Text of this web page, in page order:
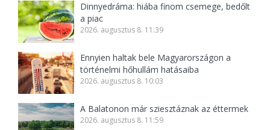
Dinnyedráma: hiába finom csemege, bedőlt
a piac
2026. augusztus 8. 11:39
Ennyien haltak bele Magyarországon a
történelmi hőhullám hatásaiba
2026. augusztus 8. 10:03
A Balatonon már sziesztáznak az éttermek
2026. augusztus 8. 11:59